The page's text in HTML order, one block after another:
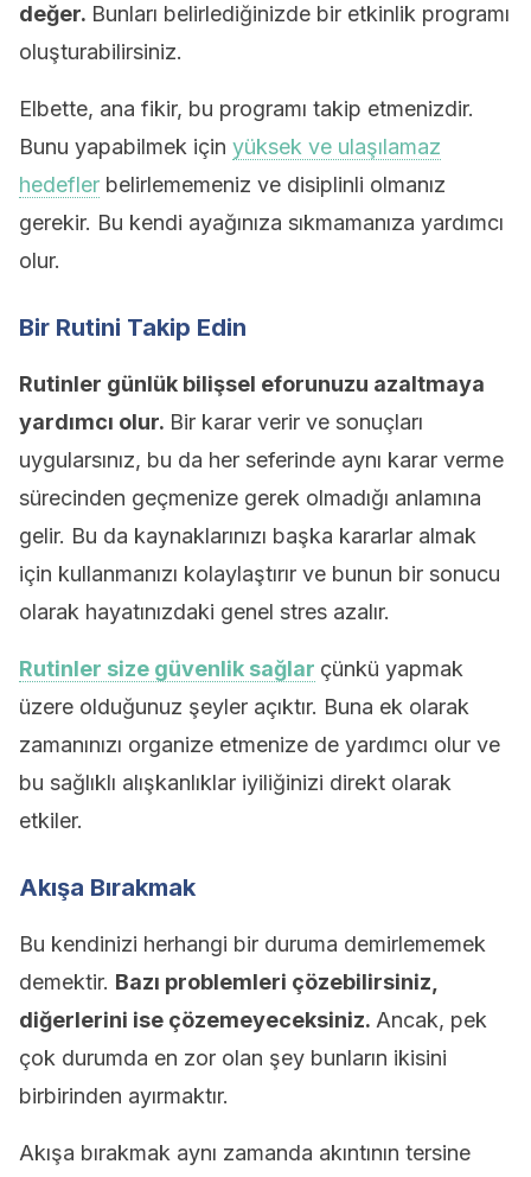
değer. Bunları belirlediğinizde bir etkinlik programı
oluşturabilirsiniz.
Elbette, ana fikir, bu programı takip etmenizdir.
Bunu yapabilmek için yüksek ve ulaşılamaz
hedefler belirlememeniz ve disiplinli olmanız
gerekir. Bu kendi ayağınıza sıkmamanıza yardımcı
olur.
Bir Rutini Takip Edin
Rutinler günlük bilişsel eforunuzu azaltmaya
yardımcı olur. Bir karar verir ve sonuçları
uygularsınız, bu da her seferinde aynı karar verme
sürecinden geçmenize gerek olmadığı anlamına
gelir. Bu da kaynaklarınızı başka kararlar almak
için kullanmanızı kolaylaştırır ve bunun bir sonucu
olarak hayatınızdaki genel stres azalır.
Rutinler size güvenlik sağlar çünkü yapmak
üzere olduğunuz şeyler açıktır. Buna ek olarak
zamanınızı organize etmenize de yardımcı olur ve
bu sağlıklı alışkanlıklar iyiliğinizi direkt olarak
etkiler.
Akışa Bırakmak
Bu kendinizi herhangi bir duruma demirlememek
demektir. Bazı problemleri çözebilirsiniz,
diğerlerini ise çözemeyeceksiniz. Ancak, pek
çok durumda en zor olan şey bunların ikisini
birbirinden ayırmaktır.
Akışa bırakmak aynı zamanda akıntının tersine